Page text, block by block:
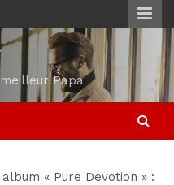
Papa
« Pure Devotion » :